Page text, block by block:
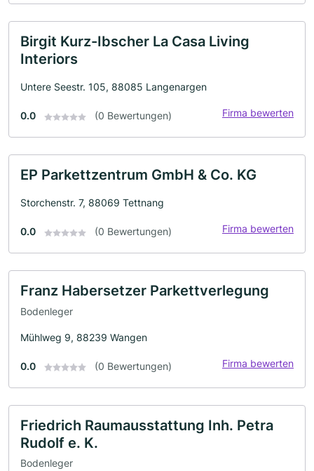
Birgit Kurz-Ibscher La Casa Living
Interiors
Untere Seestr. 105, 88085 Langenargen
0.0 (0 Bewertungen) Firma bewerten
EP Parkettzentrum GmbH & Co. KG
Storchenstr. 7, 88069 Tettnang
0.0 (0 Bewertungen) Firma bewerten
Franz Habersetzer Parkettverlegung
Bodenleger
Mühlweg 9, 88239 Wangen
0.0 (0 Bewertungen) Firma bewerten
Friedrich Raumausstattung Inh. Petra
Rudolf e. K.
Bodenleger